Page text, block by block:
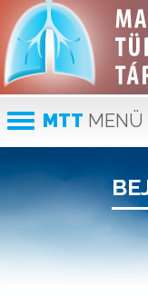
MTT MENÜ